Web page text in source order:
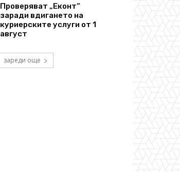
Проверяват „Еконт“
заради вдигането на
куриерските услуги от 1
август
зареди още